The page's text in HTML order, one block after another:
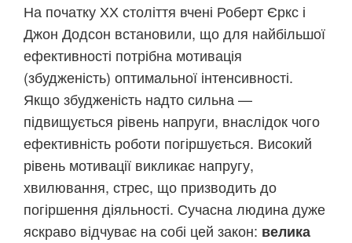
На початку ХХ століття вчені Роберт Єркс і
Джон Додсон встановили, що для найбільшої
ефективності потрібна мотивація
(збудженість) оптимальної інтенсивності.
Якщо збудженість надто сильна —
підвищується рівень напруги, внаслідок чого
ефективність роботи погіршується. Високий
рівень мотивації викликає напругу,
хвилювання, стрес, що призводить до
погіршення діяльності. Сучасна людина дуже
яскраво відчуває на собі цей закон: велика